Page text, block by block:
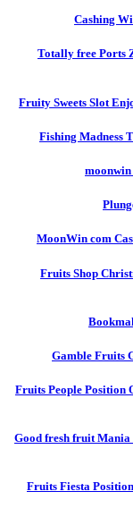
Cashing
Totally free Ports
Fruity Sweets Slot
Fishing Madness
MoonWin com
Fruits Shop
Gamble Fruits
Fruits People Position
Good fresh fruit
Fruits Fiesta